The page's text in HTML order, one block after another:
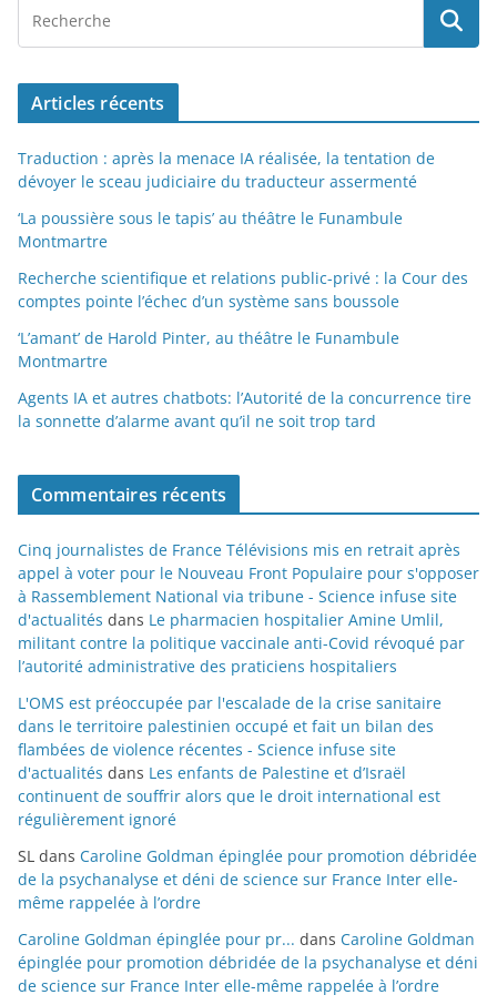
Articles récents
Traduction : après la menace IA réalisée, la tentation de
dévoyer le sceau judiciaire du traducteur assermenté
‘La poussière sous le tapis’ au théâtre le Funambule
Montmartre
Recherche scientifique et relations public-privé : la Cour des
comptes pointe l’échec d’un système sans boussole
‘L’amant’ de Harold Pinter, au théâtre le Funambule
Montmartre
Agents IA et autres chatbots: l’Autorité de la concurrence tire
la sonnette d’alarme avant qu’il ne soit trop tard
Commentaires récents
Cinq journalistes de France Télévisions mis en retrait après
appel à voter pour le Nouveau Front Populaire pour s'opposer
à Rassemblement National via tribune - Science infuse site
d'actualités dans Le pharmacien hospitalier Amine Umlil,
militant contre la politique vaccinale anti-Covid révoqué par
l’autorité administrative des praticiens hospitaliers
L'OMS est préoccupée par l'escalade de la crise sanitaire
dans le territoire palestinien occupé et fait un bilan des
flambées de violence récentes - Science infuse site
d'actualités dans Les enfants de Palestine et d’Israël
continuent de souffrir alors que le droit international est
régulièrement ignoré
SL dans Caroline Goldman épinglée pour promotion débridée
de la psychanalyse et déni de science sur France Inter elle-
même rappelée à l’ordre
Caroline Goldman épinglée pour pr... dans Caroline Goldman
épinglée pour promotion débridée de la psychanalyse et déni
de science sur France Inter elle-même rappelée à l’ordre